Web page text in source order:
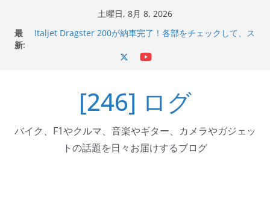
土曜日, 8月 8, 2026
最
新:
Italjet Dragster 200が納車完了！各部をチェックして、ス
器エフェクターが返礼品でもらえる！
Italjet Dragster 200のフロントISSサスの動きが判ったら
コーナリングが楽しくなった
[246] ログ
バイク、F1やクルマ、音楽やギター、カメラやガジェッ
トの話題を日々お届けするブログ